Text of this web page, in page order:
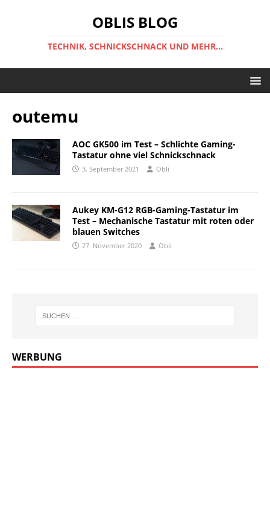
OBLIS BLOG
TECHNIK, SCHNICKSCHNACK UND MEHR...
outemu
AOC GK500 im Test – Schlichte Gaming-
Tastatur ohne viel Schnickschnack
3. September 2021 Obli
Aukey KM-G12 RGB-Gaming-Tastatur im
Test – Mechanische Tastatur mit roten oder
blauen Switches
27. November 2020 Obli
WERBUNG